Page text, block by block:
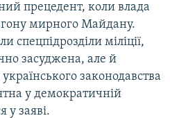
прецедент, коли влада
мирного Майдану.
спецпідрозділи міліції,
засуджена, але й
законодавства
у демократичній
у заяві.